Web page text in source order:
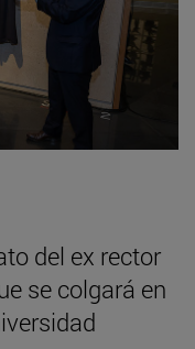
del ex rector
se colgará en